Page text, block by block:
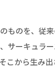
ものを、従
サーキュラ
こから生み